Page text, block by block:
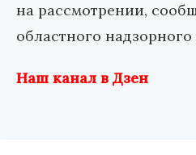
на рассмотрении,
областного надзорного
Наш канал в Дзен